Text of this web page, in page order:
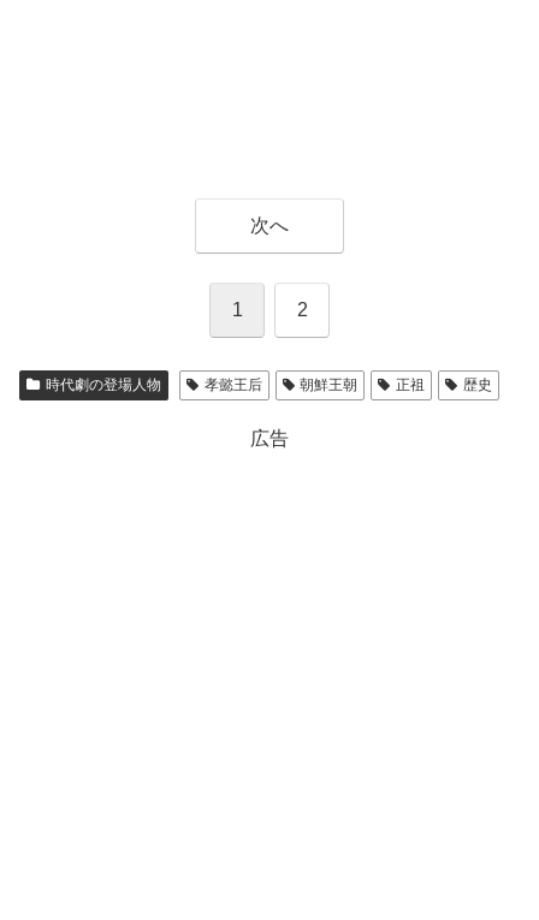
次へ
1 2
時代劇の登場人物 孝懿王后 朝鮮王朝 正祖 歴史
広告